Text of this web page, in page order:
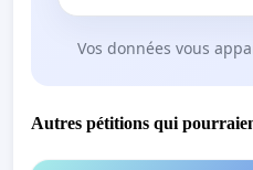
Vos données vous
Autres pétitions qui